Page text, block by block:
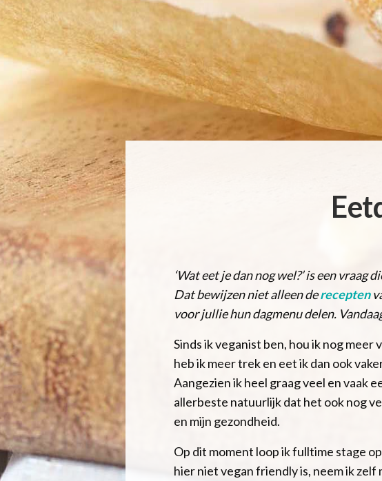
‘Wat eet je dan nog wel?’ is een
Dat bewijzen niet alleen derecepten
voor jullie hun dagmenu delen.
Sinds ik veganist ben, hou ik nog meer
heb ik meer trek en eet ik dan ook
Aangezien ik heel graag veel en vaak
allerbeste natuurlijk dat het ook nog
en mijn gezondheid.
Op dit moment loop ik fulltime stage
hier niet vegan friendly is, neem ik zelf